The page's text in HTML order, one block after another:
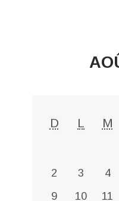
D L M
2
3 4
9
10 11